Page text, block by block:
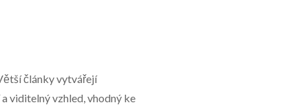
články vytvářejí
viditelný vzhled, vhodný ke